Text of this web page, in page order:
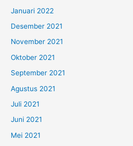
Januari 2022
Desember 2021
November 2021
Oktober 2021
September 2021
Agustus 2021
Juli 2021
Juni 2021
Mei 2021